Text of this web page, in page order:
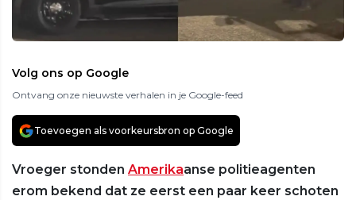
Volg ons op Google
Ontvang onze nieuwste verhalen in je Google-feed
Toevoegen als voorkeursbron op Google
Vroeger stonden Amerikaanse politieagenten
erom bekend dat ze eerst een paar keer schoten